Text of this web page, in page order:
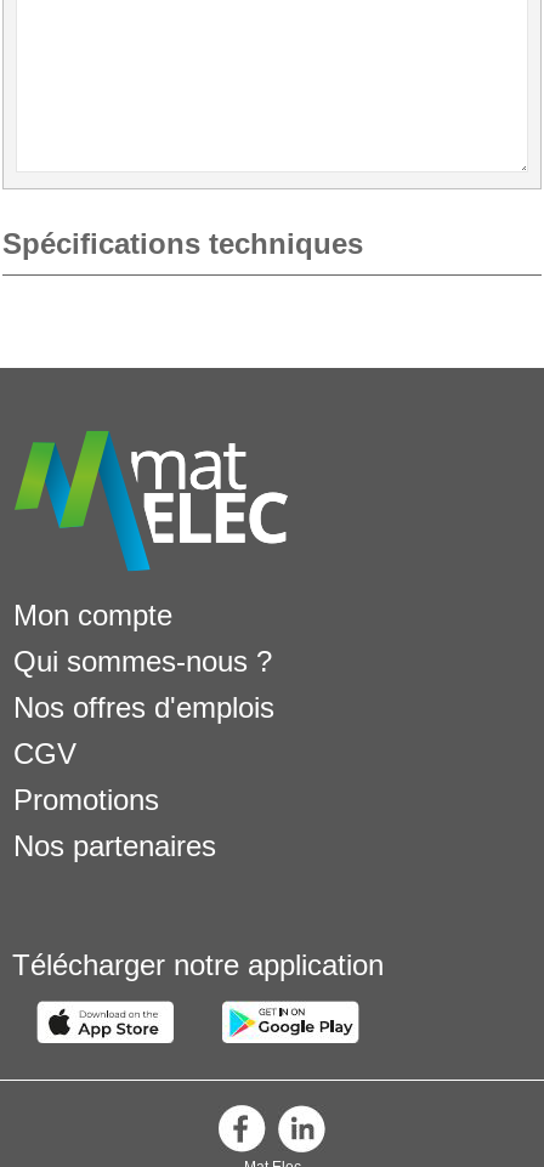
Spécifications techniques
Mon compte
Qui sommes-nous ?
Nos offres d'emplois
CGV
Promotions
Nos partenaires
Télécharger notre application